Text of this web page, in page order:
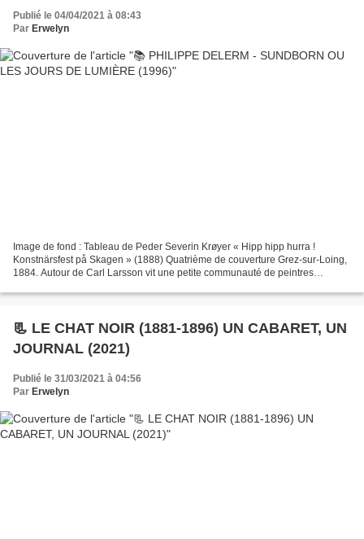
Publié le 04/04/2021 à 08:43
Par Erwelyn
Image de fond : Tableau de Peder Severin Krøyer « Hipp hipp hurra !
Konstnärsfest på Skagen » (1888) Quatrième de couverture Grez-sur-Loing,
1884. Autour de Carl Larsson vit une petite communauté de peintres
📃 LE CHAT NOIR (1881-1896) UN CABARET, UN
JOURNAL (2021)
Publié le 31/03/2021 à 04:56
Par Erwelyn